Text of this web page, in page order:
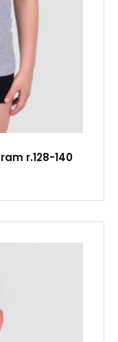
r.128-140